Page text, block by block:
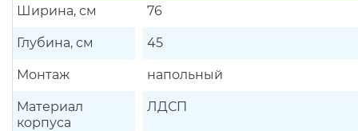
Ширина, см 76
Глубина, см 45
Монтаж напольный
Материал
корпуса
ЛДСП